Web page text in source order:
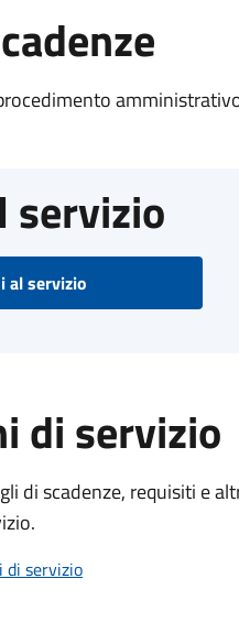
servizio
al servizio
di servizio
di scadenze, requisiti e
di servizio